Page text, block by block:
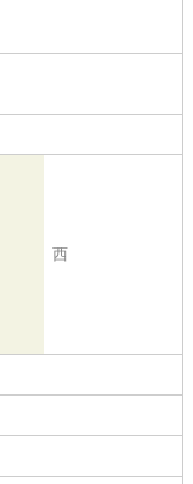
西